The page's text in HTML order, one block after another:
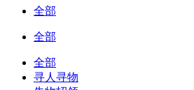
全部
全部
全部
寻人寻物